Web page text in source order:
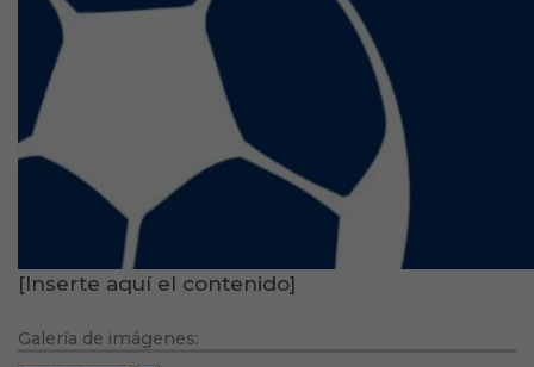
[Inserte aquí el contenido]
Galería de imágenes: